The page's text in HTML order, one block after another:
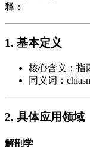
释：
1. 基本定义
核心含义：指
同义词：
2. 具体应用领域
解剖学